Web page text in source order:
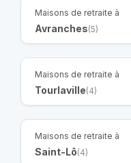
Maisons de retraite à
Avranches(5)
Maisons de retraite à
Tourlaville(4)
Maisons de retraite à
Saint-Lô(4)